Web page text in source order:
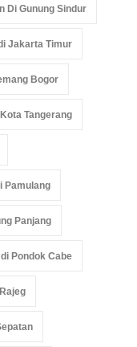
Di Gunung Sindur
Jakarta Timur
Bogor
Tangerang
Pamulang
Panjang
Pondok Cabe